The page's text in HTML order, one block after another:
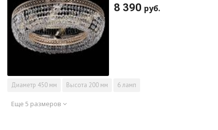
8 390 руб.
Диаметр 450 мм Высота 200 мм 6 ламп
Еще 5 размеров